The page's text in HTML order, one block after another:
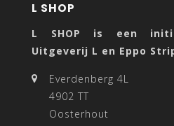
L SHOP
L SHOP is een
Uitgeverij L en Eppo
Everdenberg 4L
4902 TT
Oosterhout